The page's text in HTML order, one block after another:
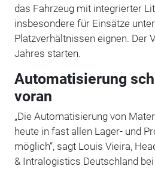
das Fahrzeug mit integrierter
insbesondere für Einsätze
Platzverhältnissen eignen. Der
Jahres starten.
Automatisierung
voran
„Die Automatisierung von
heute in fast allen Lager- und
möglich“, sagt Louis Vieira,
& Intralogistics Deutschland